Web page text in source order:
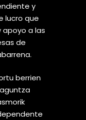
y
lucro que
a las
de
berrien